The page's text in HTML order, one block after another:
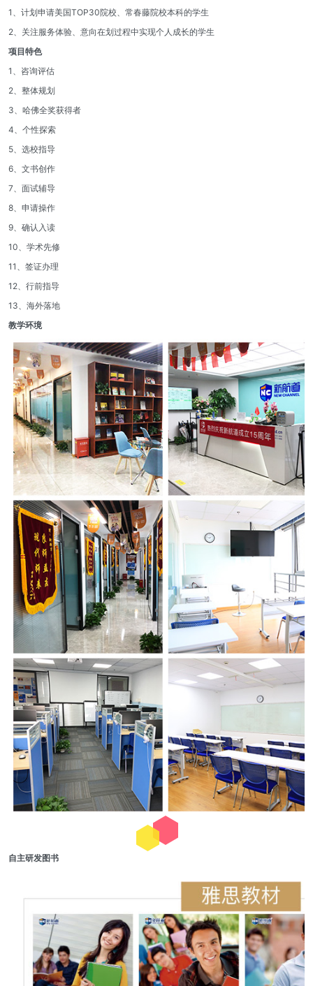
1、计划申请美国TOP30院校、常春藤院校本科的学生
2、关注服务体验、意向在划过程中实现个人成长的学生
项目特色
1、咨询评估
2、整体规划
3、哈佛全奖获得者
4、个性探索
5、选校指导
6、文书创作
7、面试辅导
8、申请操作
9、确认入读
10、学术先修
11、签证办理
12、行前指导
13、海外落地
教学环境
自主研发图书